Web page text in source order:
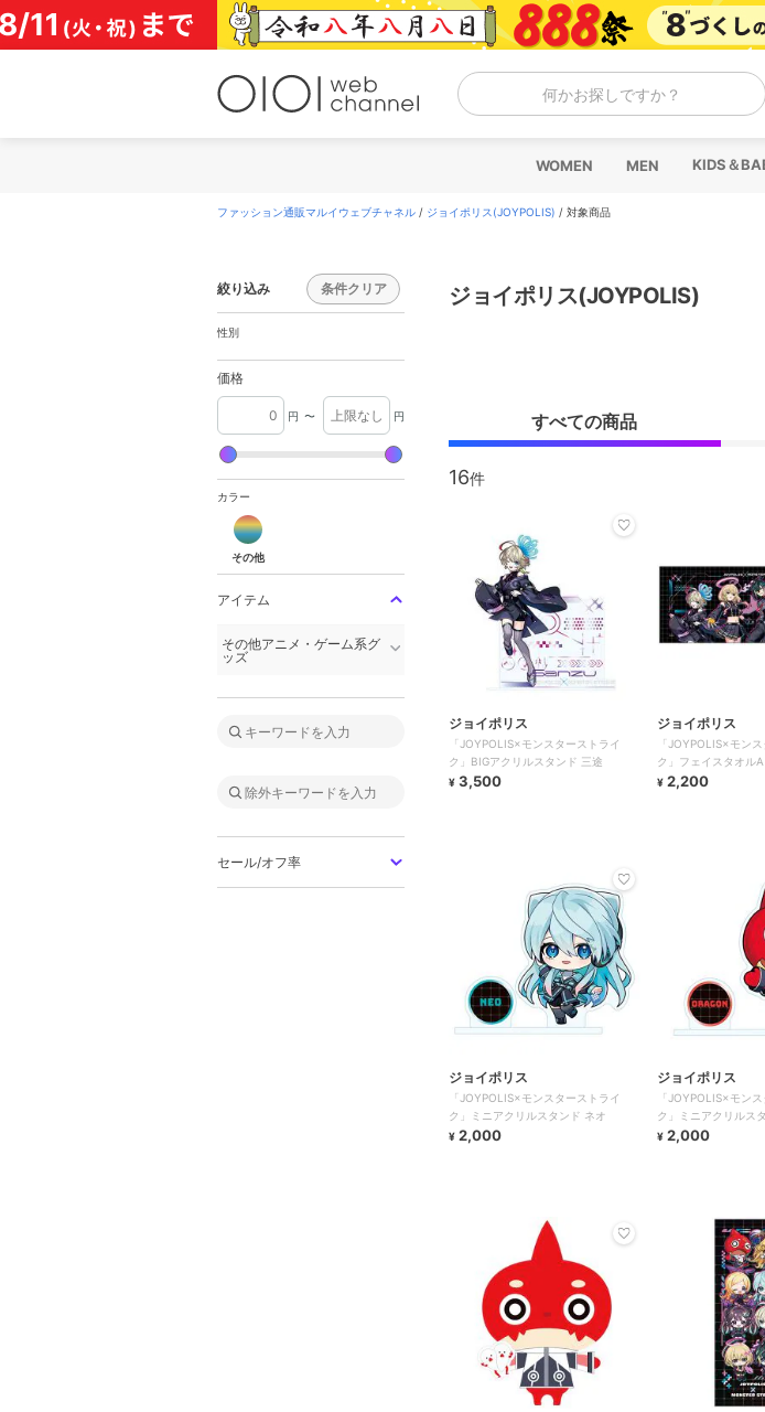
コ
ン
テ
何かお探しですか？
WOMEN MEN KIDS＆
ファッション通販マルイウェブチャネル / ジョイポリス(JOYPOLIS) / 対象商品
絞り込み 条件クリア
性別
価格
円 〜 円
カラー
その他
その他
アイテム
その他アニメ・ゲーム系グ
ッズ
セール/オフ率
ジョイポリス(JOYPOLIS)
すべての商品
16
ジョイポリス
「JOYPOLIS×モンスターストライ
ク」BIGアクリルスタンド 三途
¥ 3,500
ジョイポリス
「JOYPOLIS×モン
ク」フェイスタオルA
¥ 2,200
ジョイポリス
「JOYPOLIS×モンスターストライ
ク」ミニアクリルスタンド ネオ
¥ 2,000
ジョイポリス
「JOYPOLIS×モン
ク」ミニアクリルス
¥ 2,000